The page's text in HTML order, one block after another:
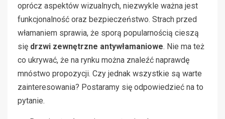
oprócz aspektów wizualnych, niezwykle ważna jest
funkcjonalność oraz bezpieczeństwo. Strach przed
włamaniem sprawia, że sporą popularnością cieszą
się drzwi zewnętrzne antywłamaniowe. Nie ma też
co ukrywać, że na rynku można znaleźć naprawdę
mnóstwo propozycji. Czy jednak wszystkie są warte
zainteresowania? Postaramy się odpowiedzieć na to
pytanie.